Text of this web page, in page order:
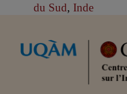
du Sud, Inde